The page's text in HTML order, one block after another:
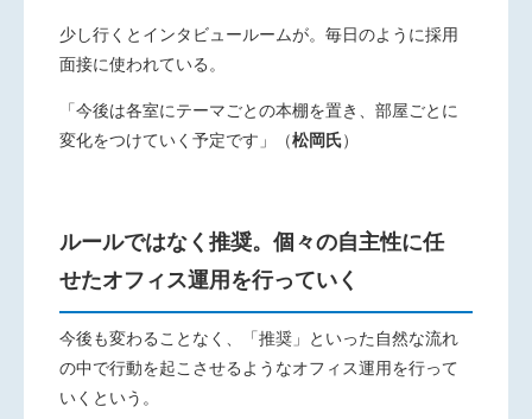
少し行くとインタビュールームが。毎日のように採用
面接に使われている。
「今後は各室にテーマごとの本棚を置き、部屋ごとに
変化をつけていく予定です」
（松岡氏）
ルールではなく推奨。個々の自主性に任
せたオフィス運用を行っていく
今後も変わることなく、「推奨」といった自然な流れ
の中で行動を起こさせるようなオフィス運用を行って
いくという。